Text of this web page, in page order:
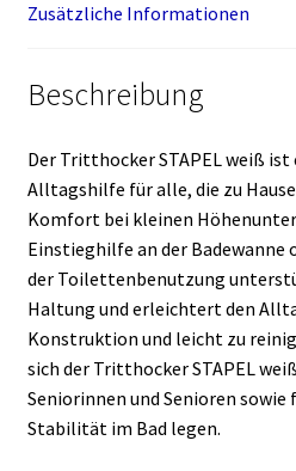
Zusätzliche Informationen
Beschreibung
Der Tritthocker STAPEL weiß
Alltagshilfe für alle, die zu
Komfort bei kleinen
Einstieghilfe an der Badewanne
der Toilettenbenutzung
Haltung und erleichtert den
Konstruktion und leicht zu
sich der Tritthocker STAPEL
Seniorinnen und Senioren sowie
Stabilität im Bad legen.